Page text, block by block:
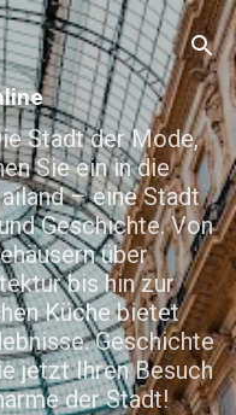
Stadt der Mode,
Sie ein in die
– eine Stadt
Geschichte. Von
über
bis hin zur
Küche bietet
Geschichte
jetzt Ihren Besuch
der Stadt!